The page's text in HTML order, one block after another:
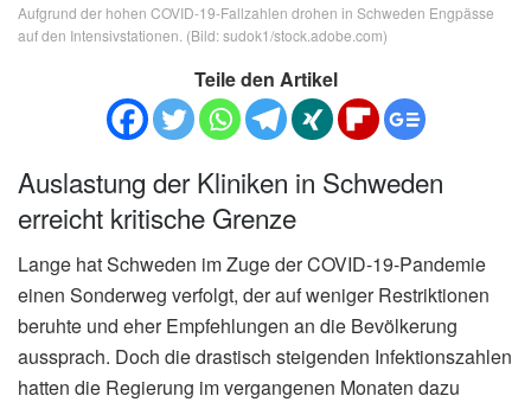
Aufgrund der hohen COVID-19-Fallzahlen drohen in Schweden Engpässe
auf den Intensivstationen. (Bild: sudok1/stock.adobe.com)
Teile den Artikel
Auslastung der Kliniken in Schweden
erreicht kritische Grenze
Lange hat Schweden im Zuge der COVID-19-Pandemie
einen Sonderweg verfolgt, der auf weniger Restriktionen
beruhte und eher Empfehlungen an die Bevölkerung
aussprach. Doch die drastisch steigenden Infektionszahlen
hatten die Regierung im vergangenen Monaten dazu